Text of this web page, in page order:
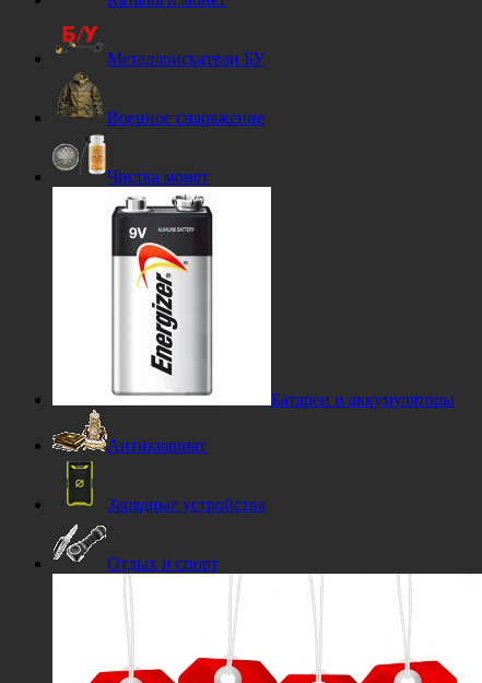
Металлоискатели БУ
Военное снаряжение
Чистка монет
Батареи и аккумуляторы
Антиквариат
Зарядные устройства
Отдых и спорт